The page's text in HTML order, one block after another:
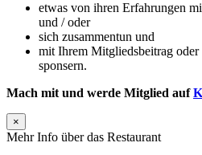
etwas von ihren Erfahrungen
und / oder
sich zusammentun und
mit Ihrem Mitgliedsbeitrag oder
sponsern.
Mach mit und werde Mitglied auf
×
Mehr Info über das Restaurant